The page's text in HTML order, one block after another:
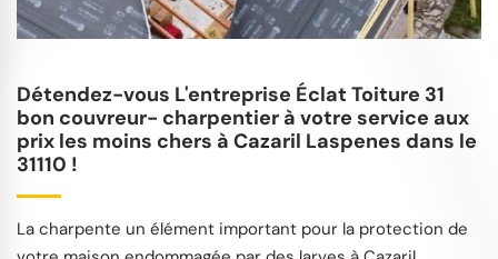
Détendez-vous L'entreprise Éclat Toiture 31
bon couvreur- charpentier à votre service aux
prix les moins chers à Cazaril Laspenes dans le
31110 !
La charpente un élément important pour la protection de